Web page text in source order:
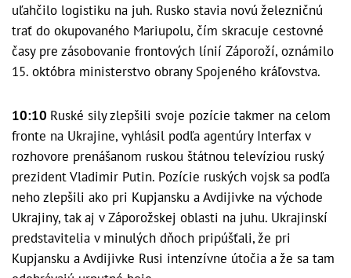
uľahčilo logistiku na juh. Rusko stavia novú železničnú
trať do okupovaného Mariupolu, čím skracuje cestovné
časy pre zásobovanie frontových línií Záporoží, oznámilo
15. októbra ministerstvo obrany Spojeného kráľovstva.
10:10 Ruské sily zlepšili svoje pozície takmer na celom
fronte na Ukrajine, vyhlásil podľa agentúry Interfax v
rozhovore prenášanom ruskou štátnou televíziou ruský
prezident Vladimir Putin. Pozície ruských vojsk sa podľa
neho zlepšili ako pri Kupjansku a Avdijivke na východe
Ukrajiny, tak aj v Záporožskej oblasti na juhu. Ukrajinskí
predstavitelia v minulých dňoch pripúšťali, že pri
Kupjansku a Avdijivke Rusi intenzívne útočia a že sa tam